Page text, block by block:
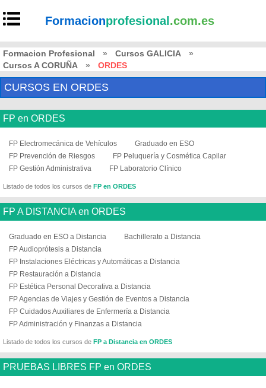
Formacionprofesional .com.es
Formacion Profesional » Cursos GALICIA
»
Cursos A CORUÑA
» ORDES
CURSOS EN ORDES
FP en ORDES
FP Electromecánica de Vehículos
Graduado en ESO
FP Prevención de Riesgos
FP Peluquería y Cosmética Capilar
FP Gestión Administrativa
FP Laboratorio Clínico
Listado de todos los cursos de FP en ORDES
FP A DISTANCIA en ORDES
Graduado en ESO a Distancia
Bachillerato a Distancia
FP Audioprótesis a Distancia
FP Instalaciones Eléctricas y Automáticas a Distancia
FP Restauración a Distancia
FP Estética Personal Decorativa a Distancia
FP Agencias de Viajes y Gestión de Eventos a Distancia
FP Cuidados Auxiliares de Enfermería a Distancia
FP Administración y Finanzas a Distancia
Listado de todos los cursos de FP a Distancia en ORDES
PRUEBAS LIBRES FP en ORDES